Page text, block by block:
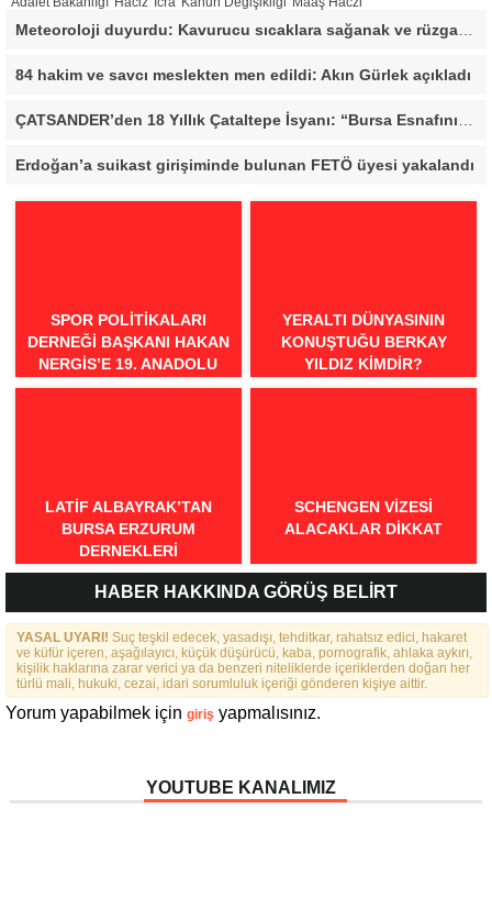
Meteoroloji duyurdu: Kavurucu sıcaklara sağanak ve rüzgar arası
84 hakim ve savcı meslekten men edildi: Akın Gürlek açıkladı
Erdoğan’a suikast girişiminde bulunan FETÖ üyesi yakalandı
SPOR POLITIKALARI
DERNEĞI BAŞKANI HAKAN
NERGIS’E 19. ANADOLU
SPOR ÖDÜLLERI’NDE
YERALTI DÜNYASININ
KONUŞTUĞU BERKAY
YILDIZ KIMDIR?
LATIF ALBAYRAK’TAN
BURSA ERZURUM
DERNEKLERI
FEDERASYONU İÇIN 25
MADDELIK BÜYÜK VIZYON:
“DAHA GÜÇLÜ, DAHA ETKIN,
DAHA KAPSAYICI BIR
FEDERASYON İÇIN YOLA
ÇIKTIK”
SCHENGEN VİZESİ
ALACAKLAR DİKKAT
HABER HAKKINDA GÖRÜŞ BELİRT
YASAL UYARI! Suç teşkil edecek, yasadışı, tehditkar, rahatsız edici, hakaret
ve küfür içeren, aşağılayıcı, küçük düşürücü, kaba, pornografik, ahlaka aykırı,
kişilik haklarına zarar verici ya da benzeri niteliklerde içeriklerden doğan her
türlü mali, hukuki, cezai, idari sorumluluk içeriği gönderen kişiye aittir.
Yorum yapabilmek için giriş yapmalısınız.
YOUTUBE KANALIMIZ